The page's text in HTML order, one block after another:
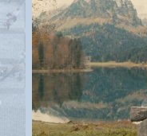
Anwil
Appenzell
Au SG
Baar
Baden
Balsthal